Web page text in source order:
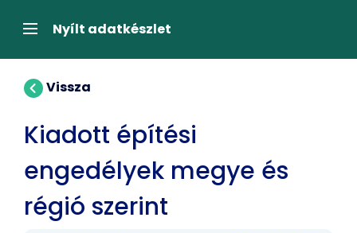
átugrásaNavigációNyílt adatkészlet
Vissza
Kiadott építési
engedélyek megye és
régió szerint